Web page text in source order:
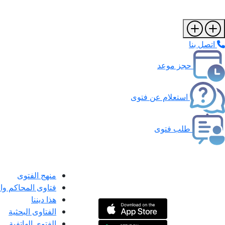
اتصل بنا
حجز موعد
استعلام عن فتوى
طلب فتوى
منهج الفتوى
فتاوى المحاكم
هذا ديننا
الفتاوى البحثية